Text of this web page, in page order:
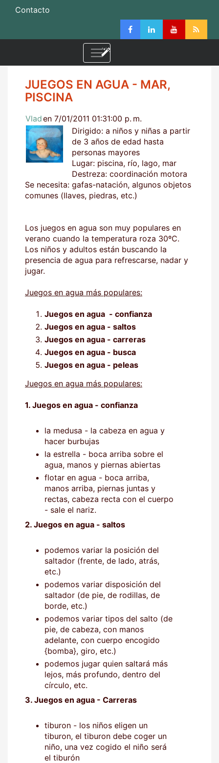
Contacto
JUEGOS EN AGUA - MAR,
PISCINA
Vladen 7/01/2011 01:31:00 p. m.
Dirigido: a niños y niñas a partir
de 3 años de edad hasta
personas mayores
Lugar: piscina, río, lago, mar
Destreza: coordinación motora
Se necesita: gafas-natación, algunos objetos
comunes (llaves, piedras, etc.)
Los juegos en agua son muy populares en
verano cuando la temperatura roza 30ºC.
Los niños y adultos están buscando la
presencia de agua para refrescarse, nadar y
jugar.
Juegos en agua más populares:
Juegos en agua - confianza
Juegos en agua - saltos
Juegos en agua - carreras
Juegos en agua - busca
Juegos en agua - peleas
Juegos en agua más populares:
1. Juegos en agua - confianza
la medusa - la cabeza en agua y
hacer burbujas
la estrella - boca arriba sobre el
agua, manos y piernas abiertas
flotar en agua - boca arriba,
manos arriba, piernas juntas y
rectas, cabeza recta con el cuerpo
- sale el nariz.
2. Juegos en agua - saltos
podemos variar la posición del
saltador (frente, de lado, atrás,
etc.)
podemos variar disposición del
saltador (de pie, de rodillas, de
borde, etc.)
podemos variar tipos del salto (de
pie, de cabeza, con manos
adelante, con cuerpo encogido
{bomba}, giro, etc.)
podemos jugar quien saltará más
lejos, más profundo, dentro del
círculo, etc.
3. Juegos en agua - Carreras
tiburon - los niños eligen un
tiburon, el tiburon debe coger un
niño, una vez cogido el niño será
el tiburón